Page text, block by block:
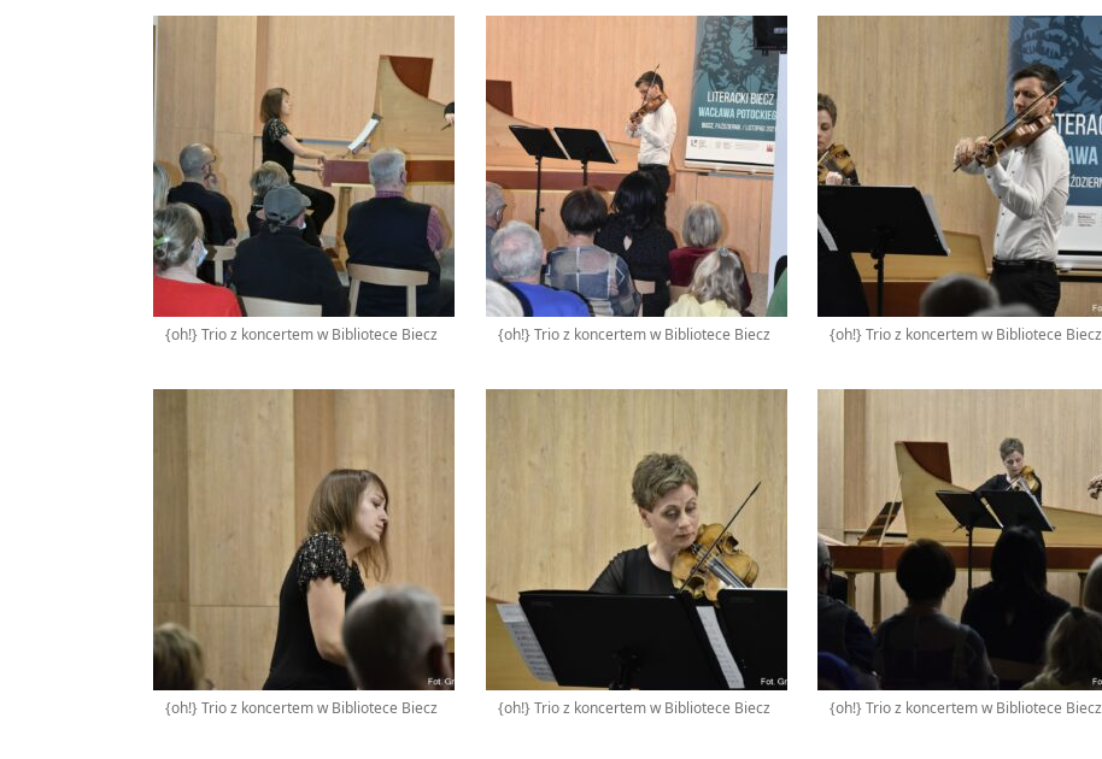
{oh!} Trio z koncertem w Bibliotece Biecz {oh!} Trio z koncertem w Bibliotece Biecz {oh!} Trio z koncertem w Bibliotece Biecz
{oh!} Trio z koncertem w Bibliotece Biecz {oh!} Trio z koncertem w Bibliotece Biecz {oh!} Trio z koncertem w Bibliotece Biecz